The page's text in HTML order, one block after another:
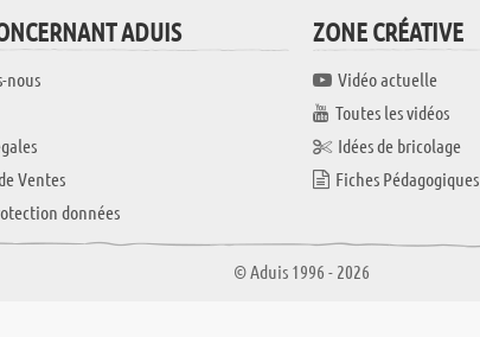
ADUIS
nous
Ventes
données
ZONE CRÉATIVE
Vidéo actuelle
Toutes les vidéos
Idées de bricolage
Fiches Pédagogiques
© Aduis 1996 - 2026